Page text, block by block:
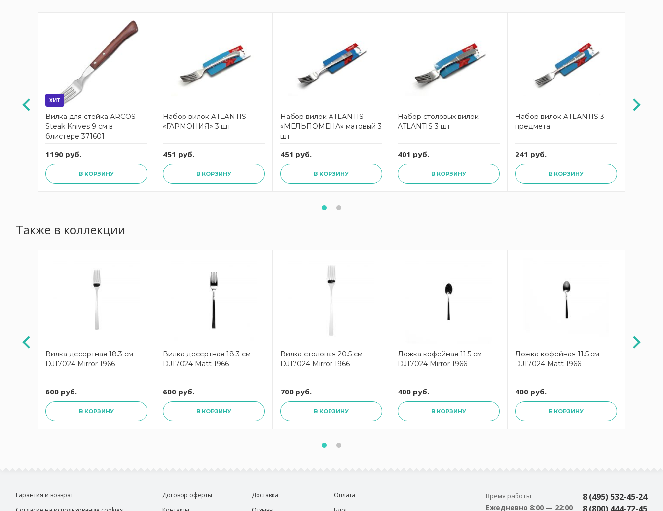
ХИТ
Вилка для стейка ARCOS
Steak Knives 9 см в
блистере 371601
1190 руб.
В КОРЗИНУ
Набор вилок ATLANTIS
«ГАРМОНИЯ» 3 шт
451 руб.
В КОРЗИНУ
Набор вилок ATLANTIS
«МЕЛЬПОМЕНА» матовый 3
шт
451 руб.
В КОРЗИНУ
Набор столовых вилок
ATLANTIS 3 шт
401 руб.
В КОРЗИНУ
Набор вилок ATLANTIS 3
предмета
241 руб.
В КОРЗИНУ
Также в коллекции
Вилка десертная 18.3 см
DJ17024 Mirror 1966
600 руб.
В КОРЗИНУ
Вилка десертная 18.3 см
DJ17024 Matt 1966
600 руб.
В КОРЗИНУ
Вилка столовая 20.5 см
DJ17024 Mirror 1966
700 руб.
В КОРЗИНУ
Ложка кофейная 11.5 см
DJ17024 Mirror 1966
400 руб.
В КОРЗИНУ
Ложка кофейная 11.5 см
DJ17024 Matt 1966
400 руб.
В КОРЗИНУ
Гарантия и возврат
Договор оферты
Доставка
Оплата
Время работы
Ежедневно 8:00 — 22:00
8 (495) 532-45-24
8 (800) 444-72-45